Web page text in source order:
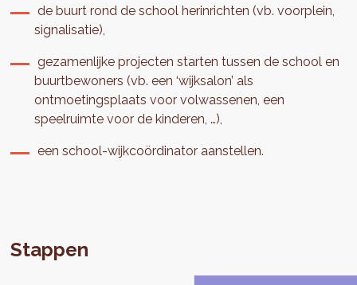
de buurt rond de school herinrichten (vb. voorplein,
signalisatie),
gezamenlijke projecten starten tussen de school en
buurtbewoners (vb. een ‘wijksalon’ als
ontmoetingsplaats voor volwassenen, een
speelruimte voor de kinderen, …),
een school-wijkcoördinator aanstellen.
Stappen